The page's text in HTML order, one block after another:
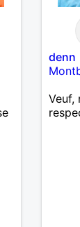
denn
Veuf,